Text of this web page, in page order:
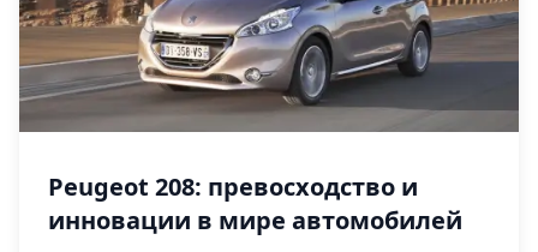
Peugeot 208: превосходство и
инновации в мире автомобилей